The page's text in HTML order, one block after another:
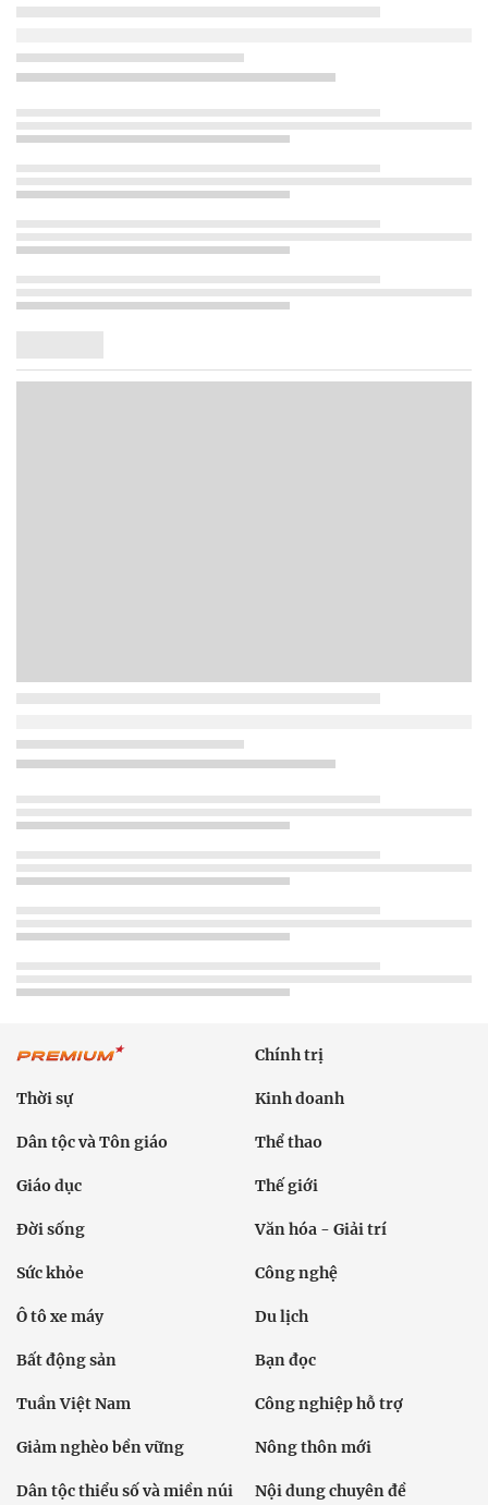
Chính trị
Thời sự Kinh doanh
Dân tộc và Tôn giáo Thể thao
Giáo dục Thế giới
Đời sống Văn hóa - Giải trí
Sức khỏe Công nghệ
Ô tô xe máy Du lịch
Bất động sản Bạn đọc
Tuần Việt Nam Công nghiệp hỗ trợ
Giảm nghèo bền vững Nông thôn mới
Dân tộc thiểu số và miền núi Nội dung chuyên đề